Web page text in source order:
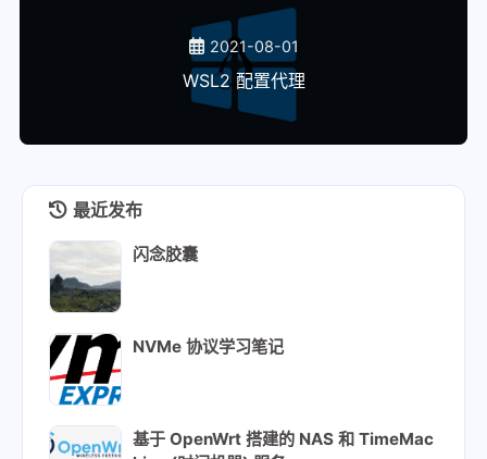
2021-08-01
WSL2 配置代理
最近发布
闪念胶囊
NVMe 协议学习笔记
基于 OpenWrt 搭建的 NAS 和 TimeMac